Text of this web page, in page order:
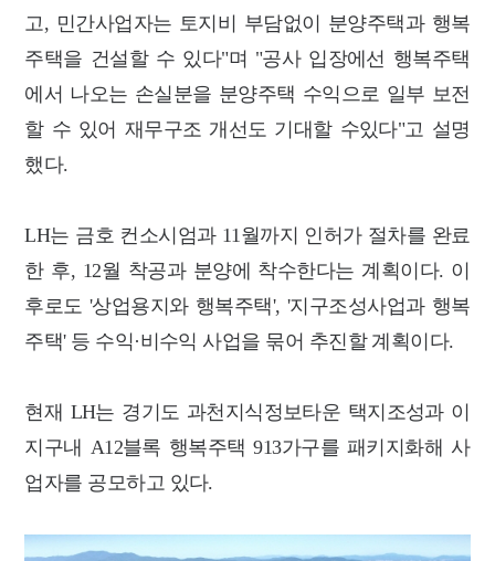
고, 민간사업자는 토지비 부담없이 분양주택과 행복
주택을 건설할 수 있다"며 "공사 입장에선 행복주택
에서 나오는 손실분을 분양주택 수익으로 일부 보전
할 수 있어 재무구조 개선도 기대할 수있다"고 설명
했다.
LH는 금호 컨소시엄과 11월까지 인허가 절차를 완료
한 후, 12월 착공과 분양에 착수한다는 계획이다. 이
후로도 '상업용지와 행복주택', '지구조성사업과 행복
주택' 등 수익·비수익 사업을 묶어 추진할 계획이다.
현재 LH는 경기도 과천지식정보타운 택지조성과 이
지구내 A12블록 행복주택 913가구를 패키지화해 사
업자를 공모하고 있다.